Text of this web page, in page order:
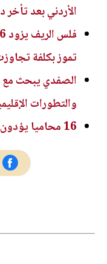
الأردني بعد تأخر دام 8
تموز بكلفة
الصفدي يبحث مع
والتطورات
16 محاميا يؤدون اليمين القانونية أمام وزير العدل